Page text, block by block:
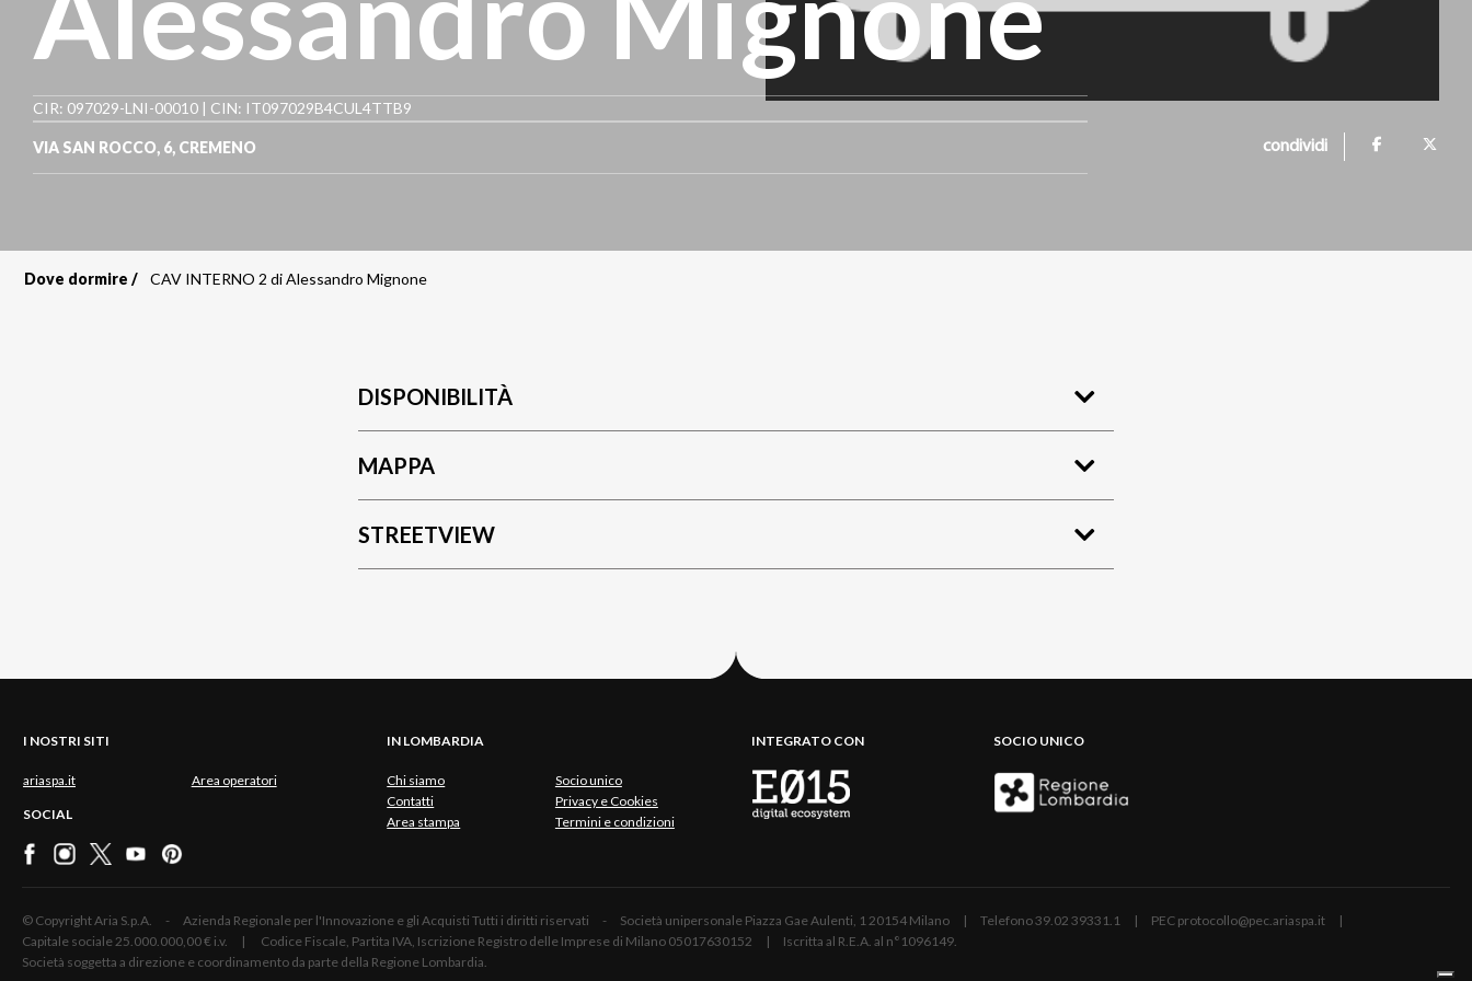
CIR: 097029-LNI-00010 | CIN: IT097029B4CUL4TTB9
VIA SAN ROCCO, 6, CREMENO condividi
Dove dormire CAV INTERNO 2 di Alessandro Mignone
DISPONIBILITÀ
MAPPA
STREETVIEW
I NOSTRI SITI
ariaspa.it Area operatori
SOCIAL
IN LOMBARDIA
Chi siamo
Socio unico
Contatti
Privacy e Cookies
Area stampa
Termini e condizioni
INTEGRATO CON SOCIO UNICO
© Copyright Aria S.p.A. - Azienda Regionale per l'Innovazione e gli Acquisti Tutti i diritti riservati - Società unipersonale Piazza Gae Aulenti, 1 20154 Milano | Telefono 39.02 39331.1 | PEC protocollo@pec.ariaspa.it |
Capitale sociale 25.000.000,00 € i.v. | Codice Fiscale, Partita IVA, Iscrizione Registro delle Imprese di Milano 05017630152 | Iscritta al R.E.A. al n°1096149.
Società soggetta a direzione e coordinamento da parte della Regione Lombardia.